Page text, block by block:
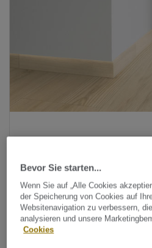
Bevor Sie starten...
Wenn Sie auf „Alle Cookies
der Speicherung von Cookies auf
Websitenavigation zu verbessern,
analysieren und unsere
Cookies